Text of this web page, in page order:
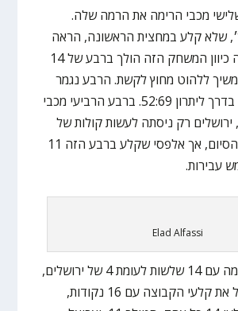
מכבי הרימה את הרמה שלה.
שלא קלע במחצית הראשונה, הראה
מהר מאוד לאיזה כיוון המשחק הזה הולך ברבע של 14
ללהוט מחוץ לקשת. הרבע נגמר
ב-14:27 למכבי בדרך ליתרון 52:69. ברבע הרביעי מכבי
רק ניסתה לעשות קולות של
קאמבק בדקות הסיום, אך אלפסי שקלע ברבע הזה 11
עבירות.
Elad Alfassi
ובסוף, מכבי סיימה עם 14 שלשות לעומת 4 של ירושלים,
לחמנוביץ׳ הוביל את קלעי הקבוצה עם 16 נקודות,